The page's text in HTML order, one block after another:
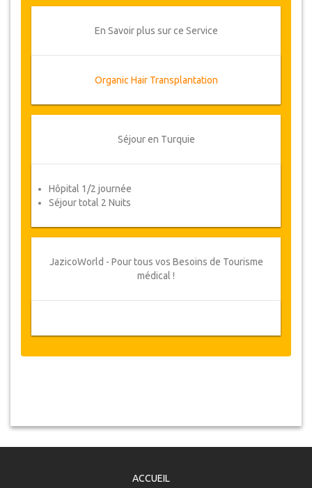
vous sera demandé de reconfirmer les dates en
rendez-vous après lequel vous recevrez
En Savoir plus sur ce Service
Organic Hair Transplantation
Séjour en Turquie
Hôpital 1/2 journée
Séjour total 2 Nuits
JazicoWorld - Pour tous vos Besoins de Tourisme
médical !
ACCUEIL